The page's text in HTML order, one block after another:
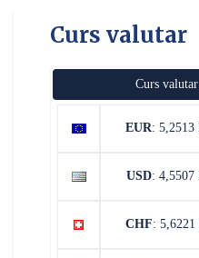
Curs valutar
Curs
EUR: 5,2513
USD: 4,5507
CHF: 5,6221